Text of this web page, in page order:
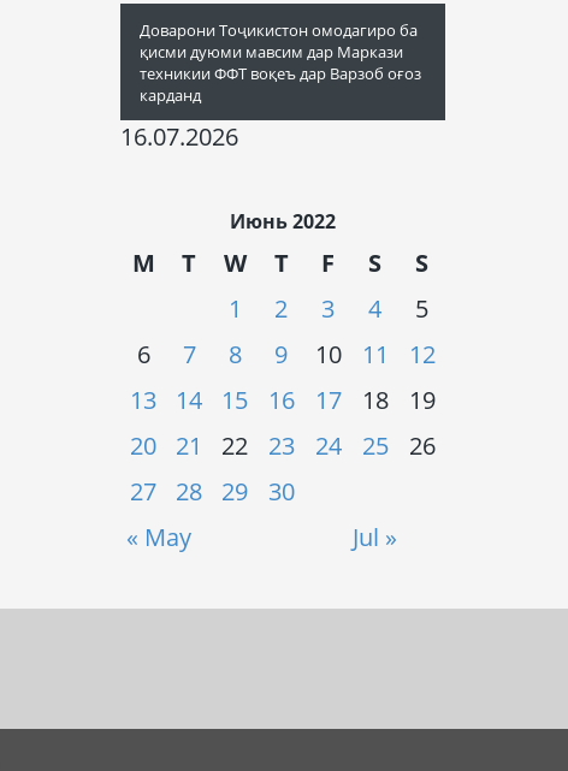
Доварони Тоҷикистон омодагиро ба
қисми дуюми мавсим дар Маркази
техникии ФФТ воқеъ дар Варзоб оғоз
карданд
16.07.2026
Июнь 2022
M T W T F S S
« May Jul »
1 2 3 4
5
6
7 8 9 10 11
12
13
14 15 16 17 18
19
20
21 22 23 24 25
26
27
28 29 30